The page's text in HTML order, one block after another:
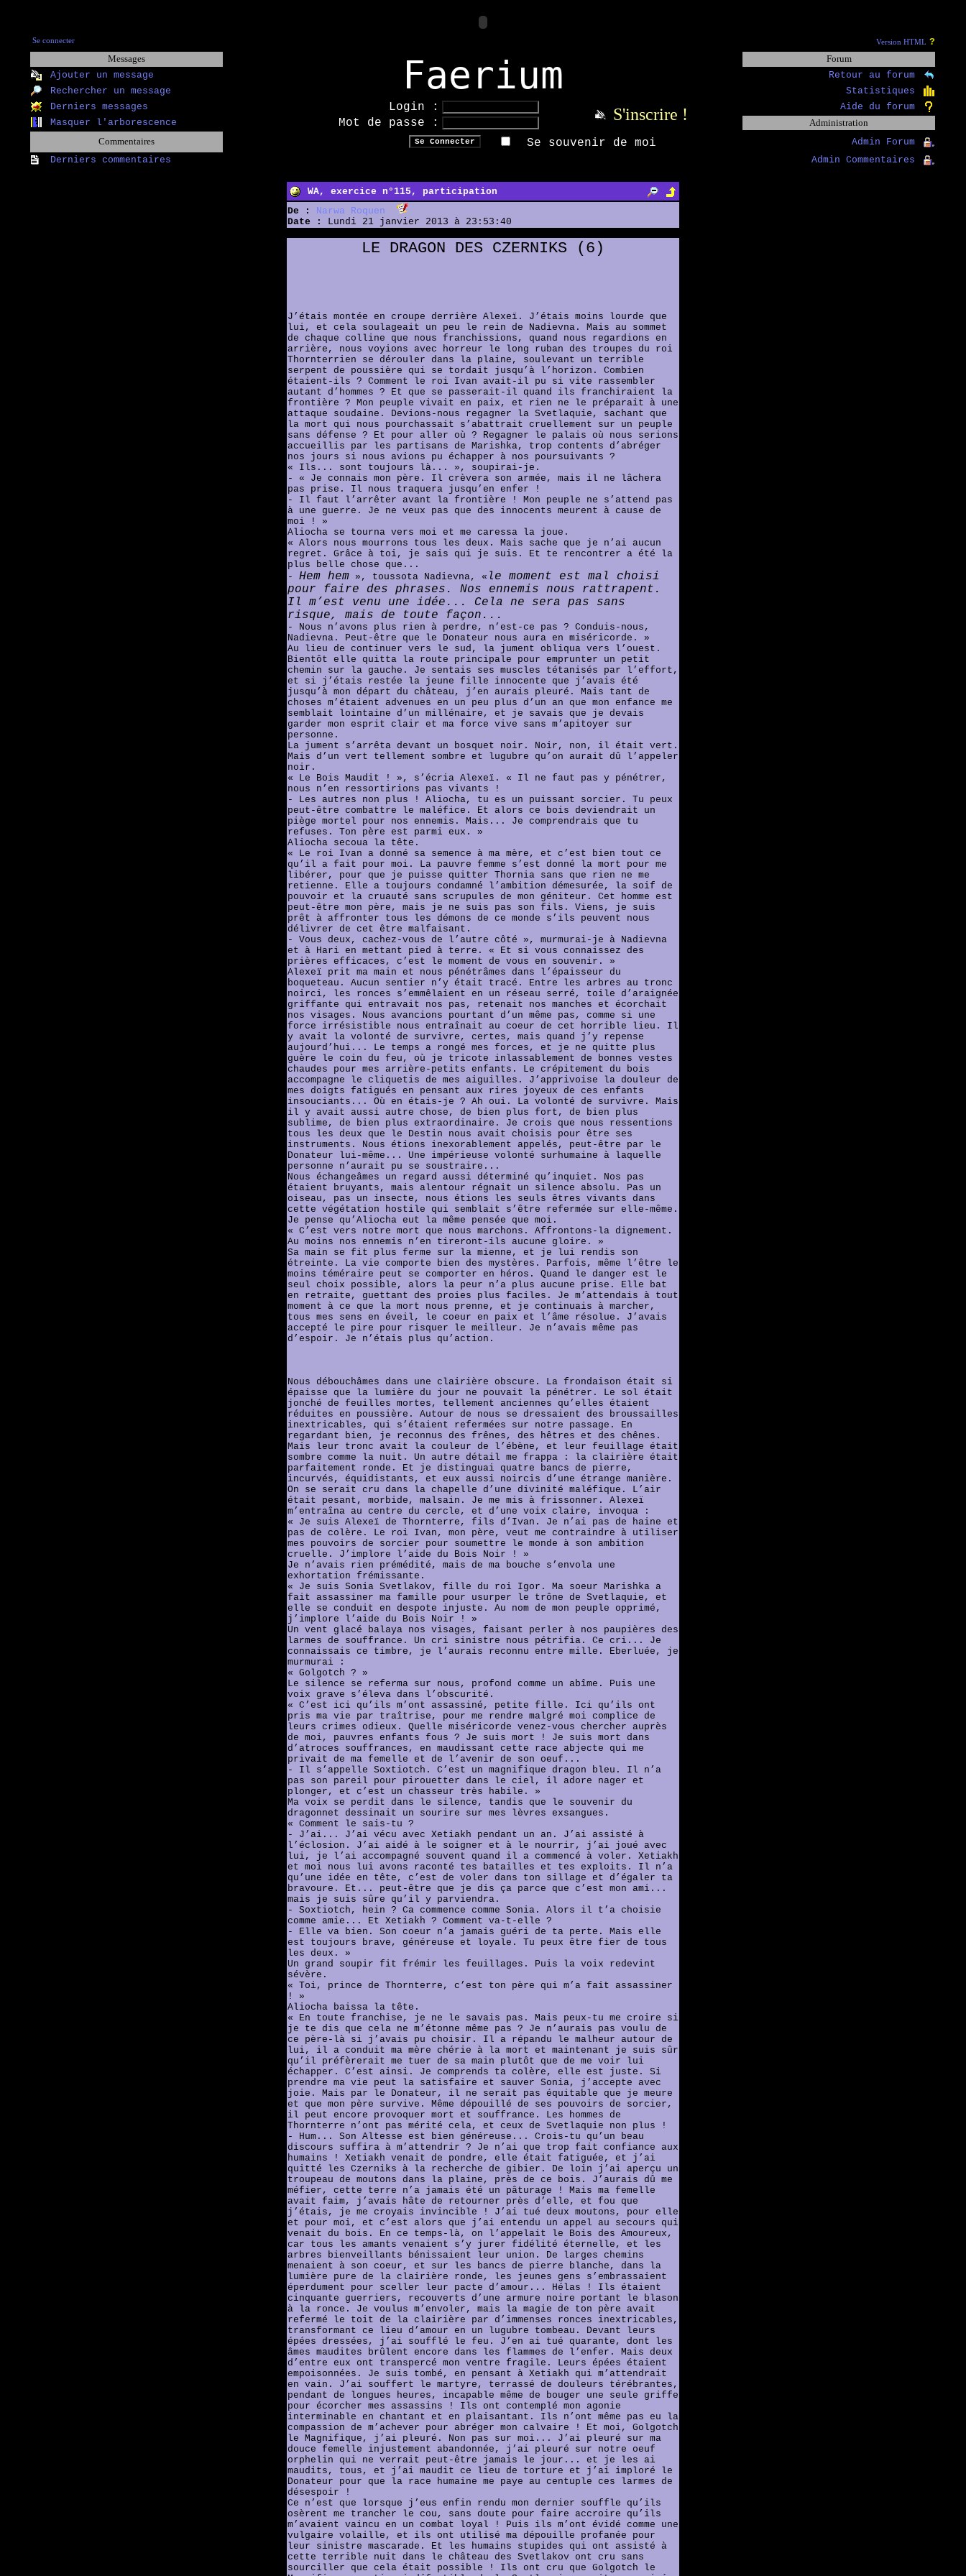
Se connecter Version HTML ?
Messages
Faerium
Forum
Ajouter un message
Retour au forum
Rechercher un message
Statistiques
Derniers messages
Login : S'inscrire !
Aide du forum
Masquer l'arborescence
Mot de passe :
Administration
Commentaires
Se souvenir de moi
Admin Forum
Derniers commentaires
Admin Commentaires
WA, exercice n°115, participation
De :
Narwa Roquen
Date :
Lundi 21 janvier 2013 à 23:53:40
LE DRAGON DES CZERNIKS (6)
J’étais montée en croupe derrière Alexeï. J’étais moins lourde que
lui, et cela soulageait un peu le rein de Nadievna. Mais au sommet
de chaque colline que nous franchissions, quand nous regardions en
arrière, nous voyions avec horreur le long ruban des troupes du roi
Thornterrien se dérouler dans la plaine, soulevant un terrible
serpent de poussière qui se tordait jusqu’à l’horizon. Combien
étaient-ils ? Comment le roi Ivan avait-il pu si vite rassembler
autant d’hommes ? Et que se passerait-il quand ils franchiraient la
frontière ? Mon peuple vivait en paix, et rien ne le préparait à une
attaque soudaine. Devions-nous regagner la Svetlaquie, sachant que
la mort qui nous pourchassait s’abattrait cruellement sur un peuple
sans défense ? Et pour aller où ? Regagner le palais où nous serions
accueillis par les partisans de Marishka, trop contents d’abréger
nos jours si nous avions pu échapper à nos poursuivants ?
« Ils... sont toujours là... », soupirai-je.
- « Je connais mon père. Il crèvera son armée, mais il ne lâchera
pas prise. Il nous traquera jusqu’en enfer !
- Il faut l’arrêter avant la frontière ! Mon peuple ne s’attend pas
à une guerre. Je ne veux pas que des innocents meurent à cause de
moi ! »
Aliocha se tourna vers moi et me caressa la joue.
« Alors nous mourrons tous les deux. Mais sache que je n’ai aucun
regret. Grâce à toi, je sais qui je suis. Et te rencontrer a été la
plus belle chose que...
- Hem hem », toussota Nadievna, « le moment est mal choisi
pour faire des phrases. Nos ennemis nous rattrapent.
Il m’est venu une idée... Cela ne sera pas sans
risque, mais de toute façon...
- Nous n’avons plus rien à perdre, n’est-ce pas ? Conduis-nous,
Nadievna. Peut-être que le Donateur nous aura en miséricorde. »
Au lieu de continuer vers le sud, la jument obliqua vers l’ouest.
Bientôt elle quitta la route principale pour emprunter un petit
chemin sur la gauche. Je sentais ses muscles tétanisés par l’effort,
et si j’étais restée la jeune fille innocente que j’avais été
jusqu’à mon départ du château, j’en aurais pleuré. Mais tant de
choses m’étaient advenues en un peu plus d’un an que mon enfance me
semblait lointaine d’un millénaire, et je savais que je devais
garder mon esprit clair et ma force vive sans m’apitoyer sur
personne.
La jument s’arrêta devant un bosquet noir. Noir, non, il était vert.
Mais d’un vert tellement sombre et lugubre qu’on aurait dû l’appeler
noir.
« Le Bois Maudit ! », s’écria Alexeï. « Il ne faut pas y pénétrer,
nous n’en ressortirions pas vivants !
- Les autres non plus ! Aliocha, tu es un puissant sorcier. Tu peux
peut-être combattre le maléfice. Et alors ce bois deviendrait un
piège mortel pour nos ennemis. Mais... Je comprendrais que tu
refuses. Ton père est parmi eux. »
Aliocha secoua la tête.
« Le roi Ivan a donné sa semence à ma mère, et c’est bien tout ce
qu’il a fait pour moi. La pauvre femme s’est donné la mort pour me
libérer, pour que je puisse quitter Thornia sans que rien ne me
retienne. Elle a toujours condamné l’ambition démesurée, la soif de
pouvoir et la cruauté sans scrupules de mon géniteur. Cet homme est
peut-être mon père, mais je ne suis pas son fils. Viens, je suis
prêt à affronter tous les démons de ce monde s’ils peuvent nous
délivrer de cet être malfaisant.
- Vous deux, cachez-vous de l’autre côté », murmurai-je à Nadievna
et à Hari en mettant pied à terre. « Et si vous connaissez des
prières efficaces, c’est le moment de vous en souvenir. »
Alexeï prit ma main et nous pénétrâmes dans l’épaisseur du
boqueteau. Aucun sentier n’y était tracé. Entre les arbres au tronc
noirci, les ronces s’emmêlaient en un réseau serré, toile d’araignée
griffante qui entravait nos pas, retenait nos manches et écorchait
nos visages. Nous avancions pourtant d’un même pas, comme si une
force irrésistible nous entraînait au coeur de cet horrible lieu. Il
y avait la volonté de survivre, certes, mais quand j’y repense
aujourd’hui... Le temps a rongé mes forces, et je ne quitte plus
guère le coin du feu, où je tricote inlassablement de bonnes vestes
chaudes pour mes arrière-petits enfants. Le crépitement du bois
accompagne le cliquetis de mes aiguilles. J’apprivoise la douleur de
mes doigts fatigués en pensant aux rires joyeux de ces enfants
insouciants... Où en étais-je ? Ah oui. La volonté de survivre. Mais
il y avait aussi autre chose, de bien plus fort, de bien plus
sublime, de bien plus extraordinaire. Je crois que nous ressentions
tous les deux que le Destin nous avait choisis pour être ses
instruments. Nous étions inexorablement appelés, peut-être par le
Donateur lui-même... Une impérieuse volonté surhumaine à laquelle
personne n’aurait pu se soustraire...
Nous échangeâmes un regard aussi déterminé qu’inquiet. Nos pas
étaient bruyants, mais alentour régnait un silence absolu. Pas un
oiseau, pas un insecte, nous étions les seuls êtres vivants dans
cette végétation hostile qui semblait s’être refermée sur elle-même.
Je pense qu’Aliocha eut la même pensée que moi.
« C’est vers notre mort que nous marchons. Affrontons-la dignement.
Au moins nos ennemis n’en tireront-ils aucune gloire. »
Sa main se fit plus ferme sur la mienne, et je lui rendis son
étreinte. La vie comporte bien des mystères. Parfois, même l’être le
moins téméraire peut se comporter en héros. Quand le danger est le
seul choix possible, alors la peur n’a plus aucune prise. Elle bat
en retraite, guettant des proies plus faciles. Je m’attendais à tout
moment à ce que la mort nous prenne, et je continuais à marcher,
tous mes sens en éveil, le coeur en paix et l’âme résolue. J’avais
accepté le pire pour risquer le meilleur. Je n’avais même pas
d’espoir. Je n’étais plus qu’action.
Nous débouchâmes dans une clairière obscure. La frondaison était si
épaisse que la lumière du jour ne pouvait la pénétrer. Le sol était
jonché de feuilles mortes, tellement anciennes qu’elles étaient
réduites en poussière. Autour de nous se dressaient des broussailles
inextricables, qui s’étaient refermées sur notre passage. En
regardant bien, je reconnus des frênes, des hêtres et des chênes.
Mais leur tronc avait la couleur de l’ébène, et leur feuillage était
sombre comme la nuit. Un autre détail me frappa : la clairière était
parfaitement ronde. Et je distinguai quatre bancs de pierre,
incurvés, équidistants, et eux aussi noircis d’une étrange manière.
On se serait cru dans la chapelle d’une divinité maléfique. L’air
était pesant, morbide, malsain. Je me mis à frissonner. Alexeï
m’entraîna au centre du cercle, et d’une voix claire, invoqua :
« Je suis Alexeï de Thornterre, fils d’Ivan. Je n’ai pas de haine et
pas de colère. Le roi Ivan, mon père, veut me contraindre à utiliser
mes pouvoirs de sorcier pour soumettre le monde à son ambition
cruelle. J’implore l’aide du Bois Noir ! »
Je n’avais rien prémédité, mais de ma bouche s’envola une
exhortation frémissante.
« Je suis Sonia Svetlakov, fille du roi Igor. Ma soeur Marishka a
fait assassiner ma famille pour usurper le trône de Svetlaquie, et
elle se conduit en despote injuste. Au nom de mon peuple opprimé,
j’implore l’aide du Bois Noir ! »
Un vent glacé balaya nos visages, faisant perler à nos paupières des
larmes de souffrance. Un cri sinistre nous pétrifia. Ce cri... Je
connaissais ce timbre, je l’aurais reconnu entre mille. Eberluée, je
murmurai :
« Golgotch ? »
Le silence se referma sur nous, profond comme un abîme. Puis une
voix grave s’éleva dans l’obscurité.
« C’est ici qu’ils m’ont assassiné, petite fille. Ici qu’ils ont
pris ma vie par traîtrise, pour me rendre malgré moi complice de
leurs crimes odieux. Quelle miséricorde venez-vous chercher auprès
de moi, pauvres enfants fous ? Je suis mort ! Je suis mort dans
d’atroces souffrances, en maudissant cette race abjecte qui me
privait de ma femelle et de l’avenir de son oeuf...
- Il s’appelle Soxtiotch. C’est un magnifique dragon bleu. Il n’a
pas son pareil pour pirouetter dans le ciel, il adore nager et
plonger, et c’est un chasseur très habile. »
Ma voix se perdit dans le silence, tandis que le souvenir du
dragonnet dessinait un sourire sur mes lèvres exsangues.
« Comment le sais-tu ?
- J’ai... J’ai vécu avec Xetiakh pendant un an. J’ai assisté à
l’éclosion. J’ai aidé à le soigner et à le nourrir, j’ai joué avec
lui, je l’ai accompagné souvent quand il a commencé à voler. Xetiakh
et moi nous lui avons raconté tes batailles et tes exploits. Il n’a
qu’une idée en tête, c’est de voler dans ton sillage et d’égaler ta
bravoure. Et... peut-être que je dis ça parce que c’est mon ami...
mais je suis sûre qu’il y parviendra.
- Soxtiotch, hein ? Ca commence comme Sonia. Alors il t’a choisie
comme amie... Et Xetiakh ? Comment va-t-elle ?
- Elle va bien. Son coeur n’a jamais guéri de ta perte. Mais elle
est toujours brave, généreuse et loyale. Tu peux être fier de tous
les deux. »
Un grand soupir fit frémir les feuillages. Puis la voix redevint
sévère.
« Toi, prince de Thornterre, c’est ton père qui m’a fait assassiner
! »
Aliocha baissa la tête.
« En toute franchise, je ne le savais pas. Mais peux-tu me croire si
je te dis que cela ne m’étonne même pas ? Je n’aurais pas voulu de
ce père-là si j’avais pu choisir. Il a répandu le malheur autour de
lui, il a conduit ma mère chérie à la mort et maintenant je suis sûr
qu’il préfèrerait me tuer de sa main plutôt que de me voir lui
échapper. C’est ainsi. Je comprends ta colère, elle est juste. Si
prendre ma vie peut la satisfaire et sauver Sonia, j’accepte avec
joie. Mais par le Donateur, il ne serait pas équitable que je meure
et que mon père survive. Même dépouillé de ses pouvoirs de sorcier,
il peut encore provoquer mort et souffrance. Les hommes de
Thornterre n’ont pas mérité cela, et ceux de Svetlaquie non plus !
- Hum... Son Altesse est bien généreuse... Crois-tu qu’un beau
discours suffira à m’attendrir ? Je n’ai que trop fait confiance aux
humains ! Xetiakh venait de pondre, elle était fatiguée, et j’ai
quitté les Czerniks à la recherche de gibier. De loin j’ai aperçu un
troupeau de moutons dans la plaine, près de ce bois. J’aurais dû me
méfier, cette terre n’a jamais été un pâturage ! Mais ma femelle
avait faim, j’avais hâte de retourner près d’elle, et fou que
j’étais, je me croyais invincible ! J’ai tué deux moutons, pour elle
et pour moi, et c’est alors que j’ai entendu un appel au secours qui
venait du bois. En ce temps-là, on l’appelait le Bois des Amoureux,
car tous les amants venaient s’y jurer fidélité éternelle, et les
arbres bienveillants bénissaient leur union. De larges chemins
menaient à son coeur, et sur les bancs de pierre blanche, dans la
lumière pure de la clairière ronde, les jeunes gens s’embrassaient
éperdument pour sceller leur pacte d’amour... Hélas ! Ils étaient
cinquante guerriers, recouverts d’une armure noire portant le blason
à la ronce. Je voulus m’envoler, mais la magie de ton père avait
refermé le toit de la clairière par d’immenses ronces inextricables,
transformant ce lieu d’amour en un lugubre tombeau. Devant leurs
épées dressées, j’ai soufflé le feu. J’en ai tué quarante, dont les
âmes maudites brûlent encore dans les flammes de l’enfer. Mais deux
d’entre eux ont transpercé mon ventre fragile. Leurs épées étaient
empoisonnées. Je suis tombé, en pensant à Xetiakh qui m’attendrait
en vain. J’ai souffert le martyre, terrassé de douleurs térébrantes,
pendant de longues heures, incapable même de bouger une seule griffe
pour écorcher mes assassins ! Ils ont contemplé mon agonie
interminable en chantant et en plaisantant. Ils n’ont même pas eu la
compassion de m’achever pour abréger mon calvaire ! Et moi, Golgotch
le Magnifique, j’ai pleuré. Non pas sur moi... J’ai pleuré sur ma
douce femelle injustement abandonnée, j’ai pleuré sur notre oeuf
orphelin qui ne verrait peut-être jamais le jour... et je les ai
maudits, tous, et j’ai maudit ce lieu de torture et j’ai imploré le
Donateur pour que la race humaine me paye au centuple ces larmes de
désespoir !
Ce n’est que lorsque j’eus enfin rendu mon dernier souffle qu’ils
osèrent me trancher le cou, sans doute pour faire accroire qu’ils
m’avaient vaincu en un combat loyal ! Puis ils m’ont évidé comme une
vulgaire volaille, et ils ont utilisé ma dépouille profanée pour
leur sinistre mascarade. Et les humains stupides qui ont assisté à
cette terrible nuit dans le château des Svetlakov ont cru sans
sourciller que cela était possible ! Ils ont cru que Golgotch le